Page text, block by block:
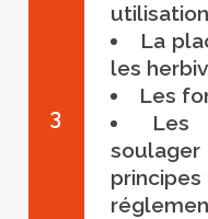
3
La
les
Les
Les